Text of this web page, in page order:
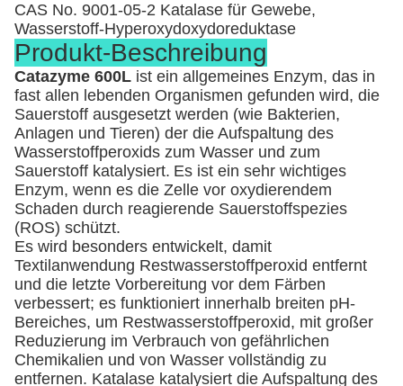
CAS No. 9001-05-2 Katalase für Gewebe,
Wasserstoff-Hyperoxydoxydoreduktase
Produkt-Beschreibung
Catazyme 600L ist ein allgemeines Enzym, das in
fast allen lebenden Organismen gefunden wird, die
Sauerstoff ausgesetzt werden (wie Bakterien,
Anlagen und Tieren) der die Aufspaltung des
Wasserstoffperoxids zum Wasser und zum
Sauerstoff katalysiert. Es ist ein sehr wichtiges
Enzym, wenn es die Zelle vor oxydierendem
Schaden durch reagierende Sauerstoffspezies
(ROS) schützt.
Es wird besonders entwickelt, damit
Textilanwendung Restwasserstoffperoxid entfernt
und die letzte Vorbereitung vor dem Färben
verbessert; es funktioniert innerhalb breiten pH-
Bereiches, um Restwasserstoffperoxid, mit großer
Reduzierung im Verbrauch von gefährlichen
Chemikalien und von Wasser vollständig zu
entfernen. Katalase katalysiert die Aufspaltung des